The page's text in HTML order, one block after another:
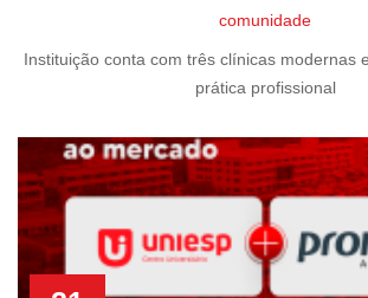
comunidade
Instituição conta com três clínicas modernas
prática profissional